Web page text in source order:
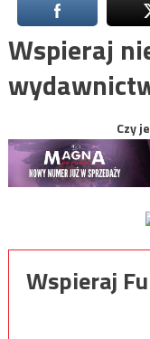
Wspieraj
Czy
Wspieraj